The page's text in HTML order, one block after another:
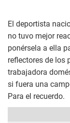
El deportista
no tuvo mejor
ponérsela a ella
reflectores de los
trabajadora
si fuera una
Para el recuerdo.